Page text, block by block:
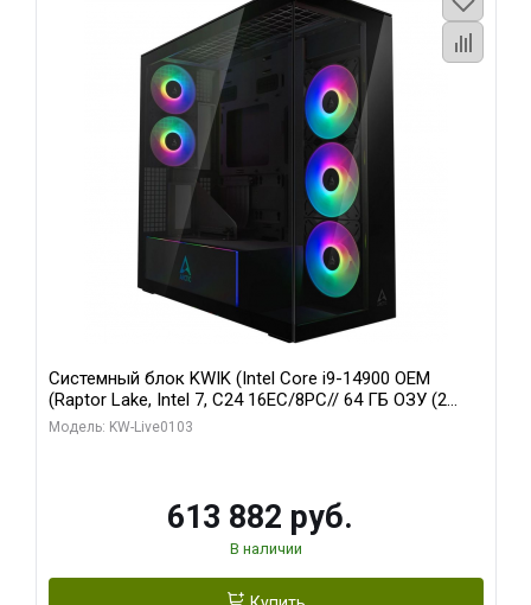
Системный блок KWIK (Intel Core i9-14900 OEM
(Raptor Lake, Intel 7, C24 16EC/8PC// 64 ГБ ОЗУ (2
модуля)/ Afox RTX4090 24GB GDDR6X 384-Bit 3xDP
Модель: KW-Live0103
613 882 руб.
В наличии